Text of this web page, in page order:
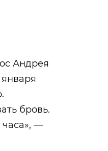
Андрея
бровь.
часа», —